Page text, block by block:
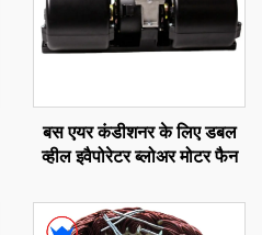
बस एयर कंडीशनर के लिए डबल
व्हील इवैपोरेटर ब्लोअर मोटर फैन